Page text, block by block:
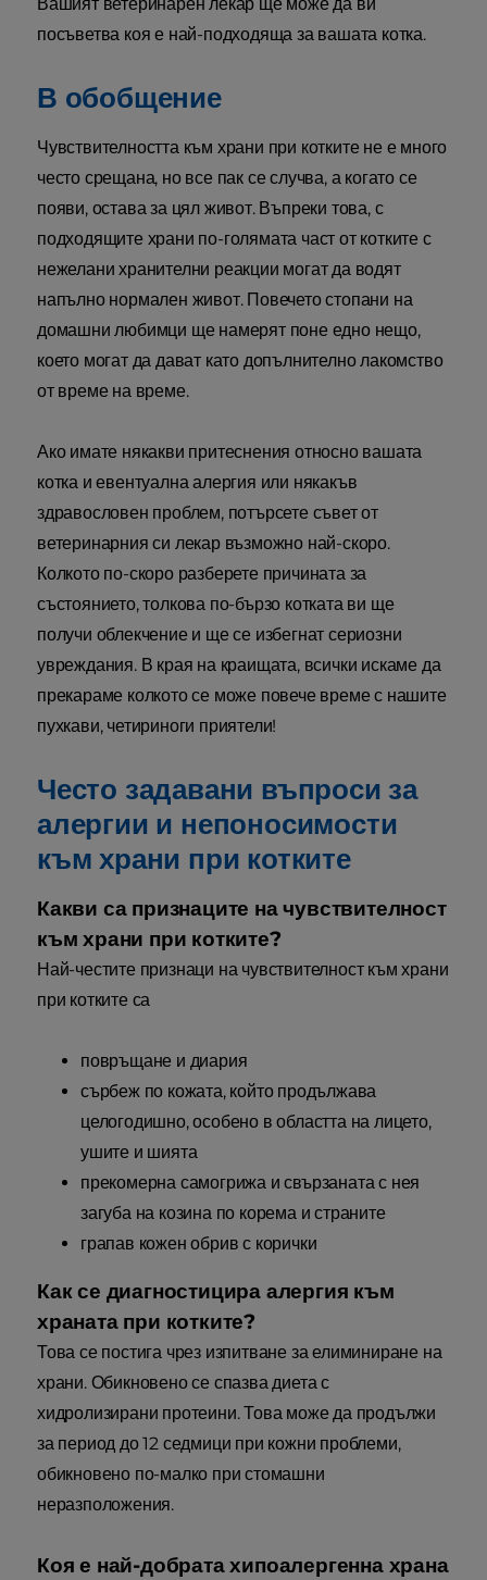
посъветва коя е най-подходяща за вашата котка.
В обобщение
Чувствителността към храни при котките не е много
често срещана, но все пак се случва, а когато се
появи, остава за цял живот. Въпреки това, с
подходящите храни по-голямата част от котките с
нежелани хранителни реакции могат да водят
напълно нормален живот. Повечето стопани на
домашни любимци ще намерят поне едно нещо,
което могат да дават като допълнително лакомство
от време на време.
Ако имате някакви притеснения относно вашата
котка и евентуална алергия или някакъв
здравословен проблем, потърсете съвет от
ветеринарния си лекар възможно най-скоро.
Колкото по-скоро разберете причината за
състоянието, толкова по-бързо котката ви ще
получи облекчение и ще се избегнат сериозни
увреждания. В края на краищата, всички искаме да
прекараме колкото се може повече време с нашите
пухкави, четириноги приятели!
Често задавани въпроси за
алергии и непоносимости
към храни при котките
Какви са признаците на чувствителност
към храни при котките?
Най-честите признаци на чувствителност към храни
при котките са
повръщане и диария
сърбеж по кожата, който продължава
целогодишно, особено в областта на лицето,
ушите и шията
прекомерна самогрижа и свързаната с нея
загуба на козина по корема и страните
грапав кожен обрив с корички
Как се диагностицира алергия към
храната при котките?
Това се постига чрез изпитване за елиминиране на
храни. Обикновено се спазва диета с
хидролизирани протеини. Това може да продължи
за период до 12 седмици при кожни проблеми,
обикновено по-малко при стомашни
неразположения.
Коя е най-добрата хипоалергенна храна